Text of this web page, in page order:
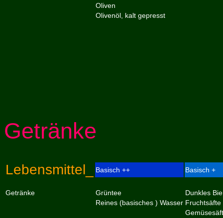
Oliven
Olivenöl, kalt gepresst
Getränke
Lebensmittel_ Basisch ++ Basisch +
Getränke Grüntee
Dunkles
Reines (basisches ) Wasser Fruchtsäfte